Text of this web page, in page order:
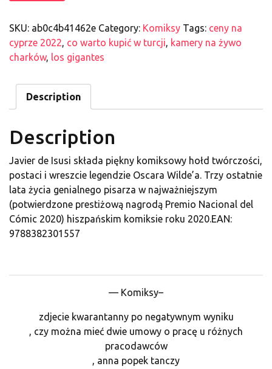
SKU: ab0c4b41462e Category: Komiksy Tags: ceny na
cyprze 2022, co warto kupić w turcji, kamery na żywo
charków, los gigantes
Description
Description
Javier de Isusi składa piękny komiksowy hołd twórczości,
postaci i wreszcie legendzie Oscara Wilde’a. Trzy ostatnie
lata życia genialnego pisarza w najważniejszym
(potwierdzone prestiżową nagrodą Premio Nacional del
Cómic 2020) hiszpańskim komiksie roku 2020.EAN:
9788382301557
— Komiksy–
zdjecie kwarantanny po negatywnym wyniku
, czy można mieć dwie umowy o pracę u różnych
pracodawców
, anna popek tanczy